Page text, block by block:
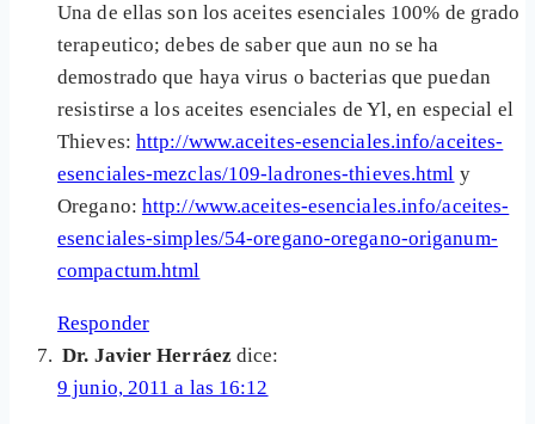
Una de ellas son los aceites esenciales 100% de grado
terapeutico; debes de saber que aun no se ha
demostrado que haya virus o bacterias que puedan
resistirse a los aceites esenciales de Yl, en especial el
Thieves: http://www.aceites-esenciales.info/aceites-
esenciales-mezclas/109-ladrones-thieves.html y
Oregano: http://www.aceites-esenciales.info/aceites-
esenciales-simples/54-oregano-oregano-origanum-
compactum.html
Responder
Dr. Javier Herráez dice:
9 junio, 2011 a las 16:12